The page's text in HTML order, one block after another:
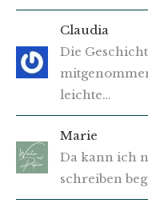
Claudia
Die
leichte…
Marie
Da kann ich
schreiben